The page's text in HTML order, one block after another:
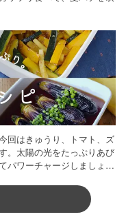
回はきゅうり、トマト、ズ
。太陽の光をたっぷりあび
パワーチャージしましょう